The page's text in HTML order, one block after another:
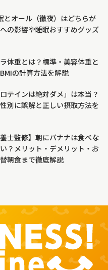
とオール（徹夜）はどちらが
の影響や睡眠おすすめグッズ
体重とは？標準・美容体重と
の計算方法を解説
ロテインは絶対ダメ」は本当？
別に誤解と正しい摂取方法を
養士監修】朝にバナナは食べな
？メリット・デメリット・お
朝食まで徹底解説